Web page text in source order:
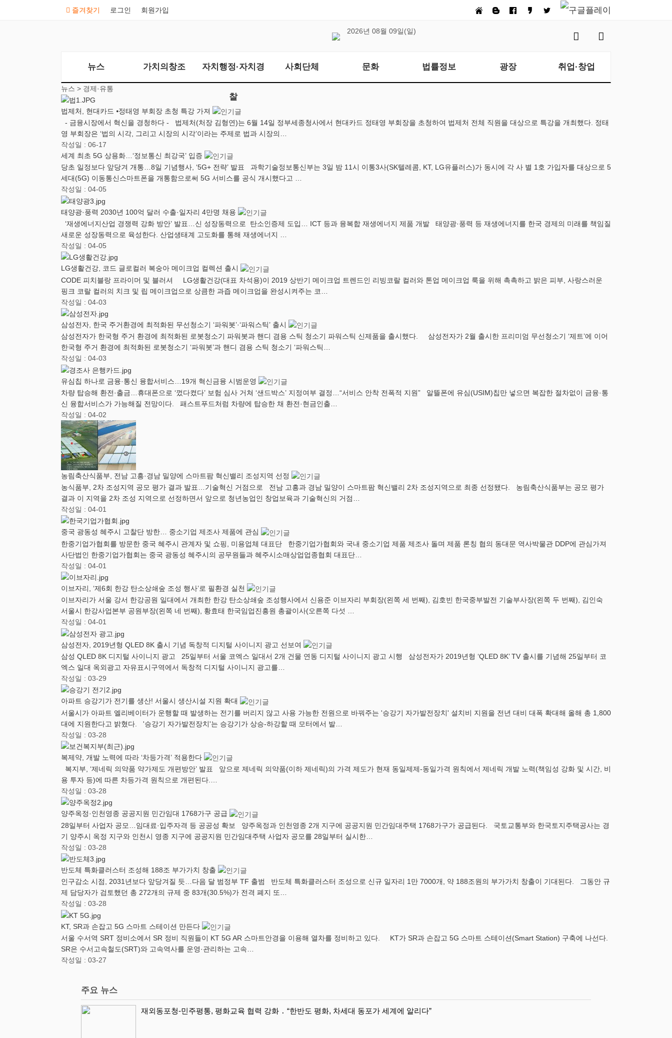
즐겨찾기 로그인 회원가입
2026년 08월 09일(일)
뉴스 가치의창조 자치행정·자치경
찰
사회단체 문화 법률정보 광장 취업·창업
뉴스 > 경제·유통
법제처, 현대카드 ⦁정태영 부회장 초청 특강 가져
- 금융시장에서 혁신을 경청하다 - 법제처(처장 김형연)는 6월 14일 정부세종청사에서 현대카드 정태영 부회장을 초청하여 법제처 전체 직원을 대상으로 특강을 개최했다. 정태
영 부회장은 ‘법의 시각, 그리고 시장의 시각’이라는 주제로 법과 시장의…
작성일 : 06-17
세계 최초 5G 상용화…‘정보통신 최강국’ 입증
당초 일정보다 앞당겨 개통…8일 기념행사, ‘5G+ 전략’ 발표 과학기술정보통신부는 3일 밤 11시 이통3사(SK텔레콤, KT, LG유플러스)가 동시에 각 사 별 1호 가입자를 대상으로 5
세대(5G) 이동통신스마트폰을 개통함으로써 5G 서비스를 공식 개시했다고 …
작성일 : 04-05
태양광·풍력 2030년 100억 달러 수출·일자리 4만명 채용
‘재생에너지산업 경쟁력 강화 방안’ 발표…신 성장동력으로 탄소인증제 도입… ICT 등과 융복합 재생에너지 제품 개발 태양광·풍력 등 재생에너지를 한국 경제의 미래를 책임질
새로운 성장동력으로 육성한다. 산업생태계 고도화를 통해 재생에너지 …
작성일 : 04-05
LG생활건강, 코드 글로컬러 복숭아 메이크업 컬렉션 출시
CODE 피치블랑 프라이머 및 블러셔 LG생활건강(대표 차석용)이 2019 상반기 메이크업 트렌드인 리빙코랄 컬러와 톤업 메이크업 룩을 위해 촉촉하고 밝은 피부, 사랑스러운
핑크 코랄 컬러의 치크 및 립 메이크업으로 상큼한 과즙 메이크업을 완성시켜주는 코…
작성일 : 04-03
삼성전자, 한국 주거환경에 최적화된 무선청소기 ‘파워봇’·‘파워스틱’ 출시
삼성전자가 한국형 주거 환경에 최적화된 로봇청소기 파워봇과 핸디 겸용 스틱 청소기 파워스틱 신제품을 출시했다. 삼성전자가 2월 출시한 프리미엄 무선청소기 ‘제트’에 이어
한국형 주거 환경에 최적화된 로봇청소기 ‘파워봇’과 핸디 겸용 스틱 청소기 ‘파워스틱…
작성일 : 04-03
유심칩 하나로 금융·통신 융합서비스…19개 혁신금융 시범운영
차량 탑승해 환전·출금…휴대폰으로 ‘껐다켰다’ 보험 심사 거쳐 ‘샌드박스’ 지정여부 결정…“서비스 안착 전폭적 지원” 알뜰폰에 유심(USIM)칩만 넣으면 복잡한 절차없이 금융·통
신 융합서비스가 가능해질 전망이다. 패스트푸드처럼 차량에 탑승한 채 환전·현금인출…
작성일 : 04-02
농림축산식품부, 전남 고흥·경남 밀양에 스마트팜 혁신밸리 조성지역 선정
농식품부, 2차 조성지역 공모 평가 결과 발표…기술혁신 거점으로 전남 고흥과 경남 밀양이 스마트팜 혁신밸리 2차 조성지역으로 최종 선정됐다. 농림축산식품부는 공모 평가
결과 이 지역을 2차 조성 지역으로 선정하면서 앞으로 청년농업인 창업보육과 기술혁신의 거점…
작성일 : 04-01
중국 광동성 혜주시 고찰단 방한… 중소기업 제조사 제품에 관심
한중기업가협회를 방문한 중국 혜주시 관계자 및 쇼핑, 미용업체 대표단 한중기업가협회와 국내 중소기업 제품 제조사 돌며 제품 론칭 협의 동대문 역사박물관 DDP에 관심가져
사단법인 한중기업가협회는 중국 광동성 혜주시의 공무원들과 혜주시소매상업업종협회 대표단…
작성일 : 04-01
이브자리, ‘제6회 한강 탄소상쇄숲 조성 행사’로 필환경 실천
이브자리가 서울 강서 한강공원 일대에서 개최한 한강 탄소상쇄숲 조성행사에서 신용준 이브자리 부회장(왼쪽 세 번째), 김호빈 한국중부발전 기술부사장(왼쪽 두 번째), 김인숙
서울시 한강사업본부 공원부장(왼쪽 네 번째), 황효태 한국임업진흥원 총괄이사(오른쪽 다섯 …
작성일 : 04-01
삼성전자, 2019년형 QLED 8K 출시 기념 독창적 디지털 사이니지 광고 선보여
삼성 QLED 8K 디지털 사이니지 광고 25일부터 서울 코엑스 일대서 2개 건물 연동 디지털 사이니지 광고 시행 삼성전자가 2019년형 ‘QLED 8K’ TV 출시를 기념해 25일부터 코
엑스 일대 옥외광고 자유표시구역에서 독창적 디지털 사이니지 광고를…
작성일 : 03-29
아파트 승강기가 전기를 생산! 서울시 생산시설 지원 확대
서울시가 아파트 엘리베이터가 운행할 때 발생하는 전기를 버리지 않고 사용 가능한 전원으로 바꿔주는 '승강기 자가발전장치' 설치비 지원을 전년 대비 대폭 확대해 올해 총 1,800
대에 지원한다고 밝혔다. '승강기 자가발전장치'는 승강기가 상승-하강할 때 모터에서 발…
작성일 : 03-28
복제약, 개발 노력에 따라 ‘차등가격’ 적용한다
복지부, ‘제네릭 의약품 약가제도 개편방안’ 발표 앞으로 제네릭 의약품(이하 제네릭)의 가격 제도가 현재 동일제제-동일가격 원칙에서 제네릭 개발 노력(책임성 강화 및 시간, 비
용 투자 등)에 따른 차등가격 원칙으로 개편된다.…
작성일 : 03-28
양주옥정·인천영종 공공지원 민간임대 1768가구 공급
28일부터 사업자 공모…임대료·입주자격 등 공공성 확보 양주옥정과 인천영종 2개 지구에 공공지원 민간임대주택 1768가구가 공급된다. 국토교통부와 한국토지주택공사는 경
기 양주시 옥정 지구와 인천시 영종 지구에 공공지원 민간임대주택 사업자 공모를 28일부터 실시한…
작성일 : 03-28
반도체 특화클러스터 조성해 188조 부가가치 창출
인구감소 시점, 2031년보다 앞당겨질 듯…다음 달 범정부 TF 출범 반도체 특화클러스터 조성으로 신규 일자리 1만 7000개, 약 188조원의 부가가치 창출이 기대된다. 그동안 규
제 담당자가 검토했던 총 272개의 규제 중 83개(30.5%)가 전격 폐지 또…
작성일 : 03-28
KT, SR과 손잡고 5G 스마트 스테이션 만든다
서울 수서역 SRT 정비소에서 SR 정비 직원들이 KT 5G AR 스마트안경을 이용해 열차를 정비하고 있다. KT가 SR과 손잡고 5G 스마트 스테이션(Smart Station) 구축에 나선다.
SR은 수서고속철도(SRT)와 고속역사를 운영·관리하는 고속…
작성일 : 03-27
주요 뉴스
재외동포청-민주평통, 평화교육 협력 강화 ․ “한반도 평화, 차세대 동포가 세계에 알리다”